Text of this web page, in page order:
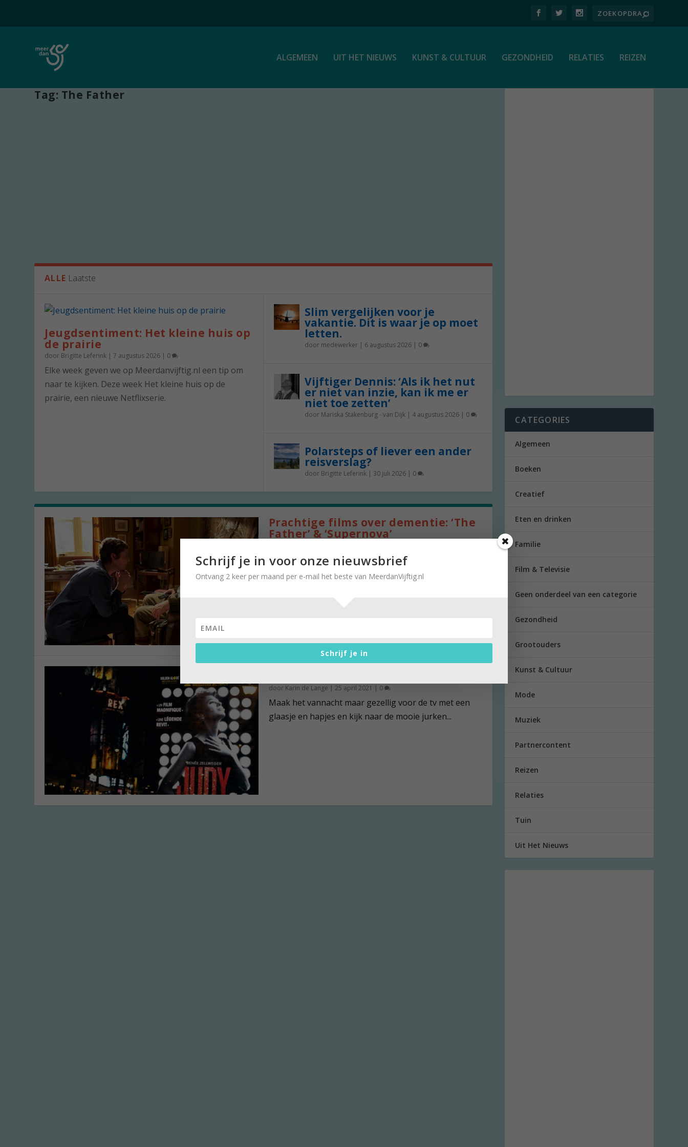
ALGEMEEN UIT HET NIEUWS KUNST & CULTUUR GEZONDHEID RELATIES REIZEN
Tag: The Father
ALLE Laatste
Jeugdsentiment: Het kleine huis op
de prairie
door Brigitte Leferink |7 augustus 2026 | 0
Elke week geven we op Meerdanvijftig.nl een tip om
naar te kijken. Deze week Het kleine huis op de
prairie, een nieuwe Netflixserie.
Slim vergelijken voor je
vakantie. Dit is waar je op moet
letten.
door medewerker| 6 augustus 2026| 0
Vijftiger Dennis: ‘Als ik het nut
er niet van inzie, kan ik me er
niet toe zetten’
door Mariska Stakenburg - van Dijk| 4 augustus 2026| 0
Polarsteps of liever een ander
reisverslag?
door Brigitte Leferink| 30 juli 2026| 0
Prachtige films over dementie: ‘The
Father’ & ‘Supernova’
Elke week geven we op Meerdanvijftig.nl een tip om op
het scherm naar te kijken. Karin de Lange...
door Karin de Lange | 25 april 2021 | 0
Maak het vannacht maar gezellig voor de tv met een
glaasje en hapjes en kijk naar de mooie jurken...
CATEGORIES
Algemeen
Boeken
Creatief
Eten en drinken
Familie
Film & Televisie
Geen onderdeel van een categorie
Gezondheid
Grootouders
Kunst & Cultuur
Mode
Muziek
Partnercontent
Reizen
Relaties
Tuin
Uit Het Nieuws
Schrijf je in voor onze nieuwsbrief
Ontvang 2 keer per maand per e-mail het beste van MeerdanVijftig.nl
Schrijf je in